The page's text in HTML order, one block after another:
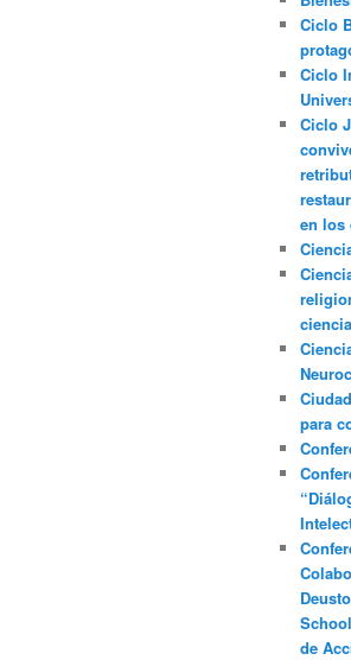
Ciclo
Ciclo
Ciclo
en los
ciencia
para
de